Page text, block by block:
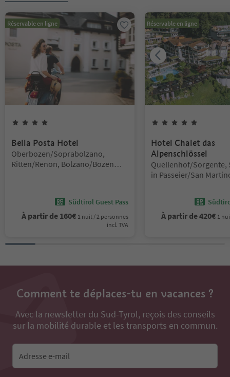
Réservable en ligne
Bella Posta Hotel
Emplacement:
Oberbozen/Soprabolzano,
Ritten/Renon, Bolzano/Bozen
Südtirol Guest Pass
À partir de 160€ 1 nuit / 2 personnes
incl. TVA
Réservable en ligne
Hotel Chalet das
Alpenschlössel
Emplacement:
Quellenhof/Sorgente,
in Passeier/San
À partir de420€ 1
Comment te déplaces-tu en vacances ?
Avec la newsletter du Sud-Tyrol, reçois des conseils
sur la mobilité durable et les transports en commun.
Adresse e-mail